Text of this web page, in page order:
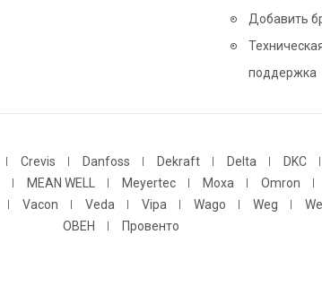
Добавить
поддержка
Crevis Danfoss Dekraft Delta DKC
MEAN WELL Meyertec Moxa Omron
Vacon Veda Vipa Wago Weg
ОВЕН
Провенто